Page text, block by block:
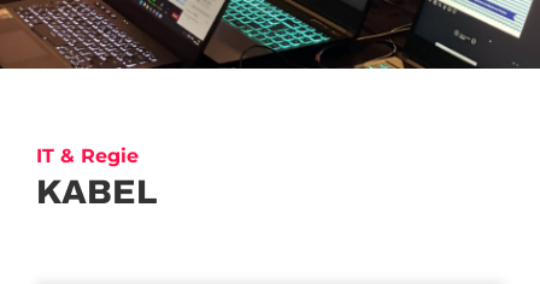
IT & Regie
KABEL